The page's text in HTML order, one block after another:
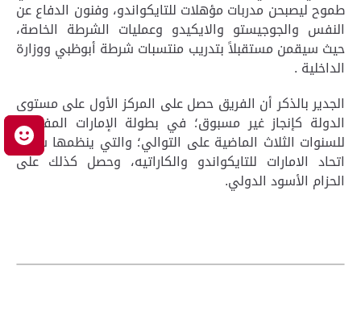
طموح ليصبحن مدربات مؤهلات للتايكواندو، وفنون الدفاع عن
النفس والجوجيستو والايكيدو وعمليات الشرطة الخاصة،
حيث سيقمن مستقبلاً بتدريب منتسبات شرطة أبوظبي ووزارة
الداخلية .
الجدير بالذكر أن الفريق حصل على المركز الأول على مستوى
الدولة كإنجاز غير مسبوق؛ في بطولة الإمارات المفتوحة
للسنوات الثلاث الماضية على التوالي؛ والتي ينظمها سنوياً
اتحاد الامارات للتايكواندو والكاراتيه، وحصل كذلك على
الحزام الأسود الدولي.